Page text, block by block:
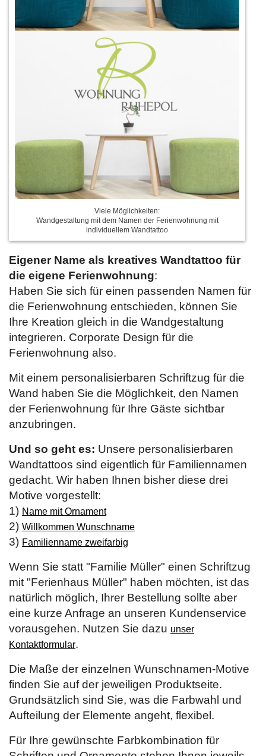
Viele Möglichkeiten:
Wandgestaltung mit dem Namen der Ferienwohnung mit
individuellem Wandtattoo
Eigener Name als kreatives Wandtattoo für
die eigene Ferienwohnung:
Haben Sie sich für einen passenden Namen für
die Ferienwohnung entschieden, können Sie
Ihre Kreation gleich in die Wandgestaltung
integrieren. Corporate Design für die
Ferienwohnung also.
Mit einem personalisierbaren Schriftzug für die
Wand haben Sie die Möglichkeit, den Namen
der Ferienwohnung für Ihre Gäste sichtbar
anzubringen.
Und so geht es: Unsere personalisierbaren
Wandtattoos sind eigentlich für Familiennamen
gedacht. Wir haben Ihnen bisher diese drei
Motive vorgestellt:
1) Name mit Ornament
2) Willkommen Wunschname
3) Familienname zweifarbig
Wenn Sie statt "Familie Müller" einen Schriftzug
mit "Ferienhaus Müller" haben möchten, ist das
natürlich möglich, Ihrer Bestellung sollte aber
eine kurze Anfrage an unseren Kundenservice
vorausgehen. Nutzen Sie dazu unser
Kontaktformular.
Die Maße der einzelnen Wunschnamen-Motive
finden Sie auf der jeweiligen Produktseite.
Grundsätzlich sind Sie, was die Farbwahl und
Aufteilung der Elemente angeht, flexibel.
Für Ihre gewünschte Farbkombination für